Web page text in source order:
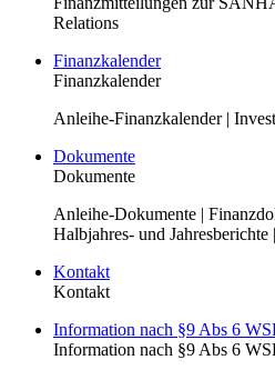
Relations
Finanzkalender
Finanzkalender
Anleihe-Finanzkalender |
Dokumente
Dokumente
Anleihe-Dokumente |
Halbjahres- und
Kontakt
Kontakt
Information nach §9 Abs 6
Information nach §9 Abs 6